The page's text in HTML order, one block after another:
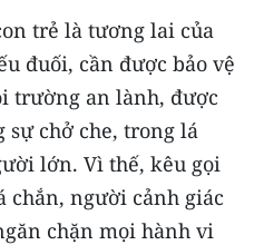
Bắc
và Tây
trẻ là tương lai của
đuối, cần được bảo vệ
trường an lành, được
sự chở che, trong lá
lớn. Vì thế, kêu gọi
người cảnh giác
chặn mọi hành vi